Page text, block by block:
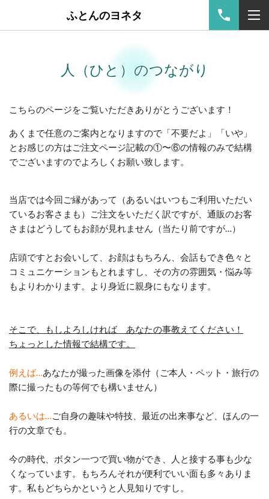
ふとんのヨネタ
人（ひと）のつながり
こちらのページをご覧いただきありがとうございます！
あくまで任意のご案内となりますので「不要だよ」「いや」
とお感じの方はご注文ページ記載の①〜⑥の情報のみで結構
でございますのでよろしくお願い致します。
当店では今回ご縁があって（あるいはいつもご利用いただい
ているお客さまも）ご注文をいただく訳ですが、通販のお客
さまはどうしてもお顔が見れません（当たり前ですが…）
店頭ですとお会いして、お顔はもちろん、会話もでき色々と
コミュニケーションもとれますし、その方の雰囲気・悩み等
もよりわかります。より身近に親身にもなります。
そこで、もしよろしければ あなたの事教えてください！
ちょっとした情報で結構です。
例えば…あなたが撮った画像を添付（ご本人・ペット・旅行の
際に撮ったもの等何でも構いません）
あるいは…ご自身の趣味や特技、最近の出来事など、ほんの一
行の文章でも。
今の時代、ボタン一つで買い物ができ、人と接する事も少な
くなっています。もちろんそれが便利でいい面も多々ありま
す。私もどちらかというと人見知りですし。